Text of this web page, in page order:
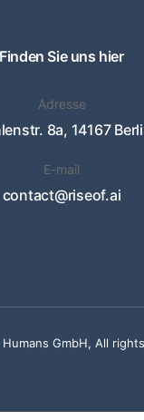
Finden Sie uns hier
Adresse
8a, 14167
E-mail
contact@riseof.ai
GmbH, All